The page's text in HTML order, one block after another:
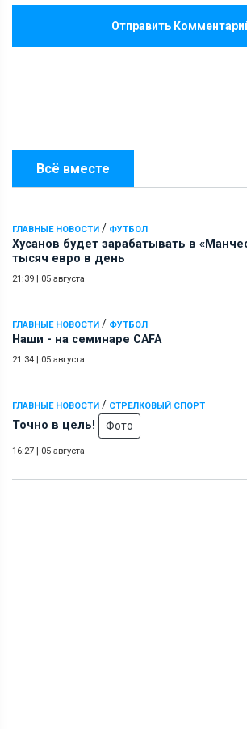
Всё вместе
ГЛАВНЫЕ НОВОСТИ / ФУТБОЛ
Хусанов будет зарабатывать в
тысяч евро в день
21:39 | 05 августа
ГЛАВНЫЕ НОВОСТИ / ФУТБОЛ
Наши - на семинаре СAFA
21:34 | 05 августа
ГЛАВНЫЕ НОВОСТИ / СТРЕЛКОВЫЙ СПОРТ
Точно в цель! Фото
16:27 | 05 августа
Отправить